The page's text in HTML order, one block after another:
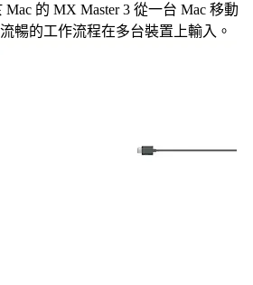
的 MX Master 3 從一台 Mac 移動
暢的工作流程在多台裝置上輸入。